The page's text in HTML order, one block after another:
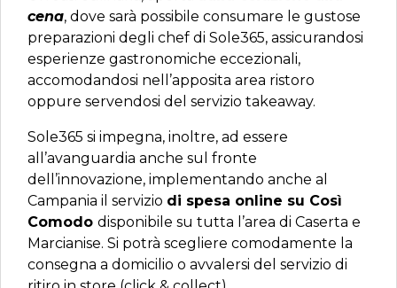
cena, dove sarà possibile consumare le gustose
preparazioni degli chef di Sole365, assicurandosi
esperienze gastronomiche eccezionali,
accomodandosi nell’apposita area ristoro
oppure servendosi del servizio takeaway.
Sole365 si impegna, inoltre, ad essere
all’avanguardia anche sul fronte
dell’innovazione, implementando anche al
Campania il servizio di spesa online su Così
Comodo disponibile su tutta l’area di Caserta e
Marcianise. Si potrà scegliere comodamente la
consegna a domicilio o avvalersi del servizio di